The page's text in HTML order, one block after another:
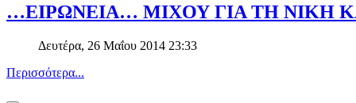
…ΕΙΡΩΝΕΙΑ… ΜΙΧΟΥ ΓΙΑ ΤΗ ΝΙΚΗ
Δευτέρα, 26 Μαΐου 2014 23:33
Περισσότερα...